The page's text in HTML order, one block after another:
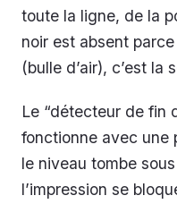
toute la ligne, de la
noir est absent
(bulle d’air), c’est la
Le “détecteur de fin
fonctionne avec une
le niveau tombe
l’impression se